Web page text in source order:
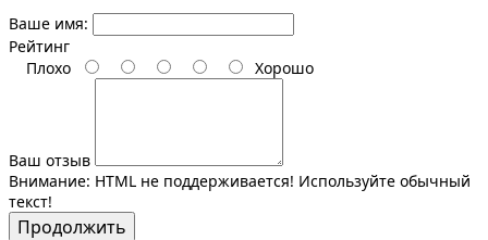
Ваше имя:
Рейтинг
Плохо
Хорошо
Ваш отзыв
Внимание: HTML не поддерживается! Используйте обычный
текст!
Продолжить